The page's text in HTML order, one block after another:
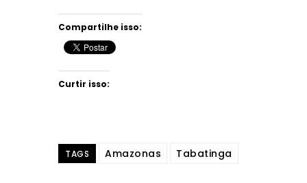
Compartilhe isso:
Curtir isso:
TAGS Amazonas Tabatinga